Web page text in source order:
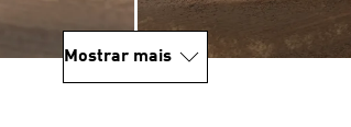
Mostrar mais